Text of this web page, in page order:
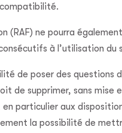
(RAF) ne pourra
à l’utilisation du
de poser des questions
de supprimer, sans
particulier aux
la possibilité de